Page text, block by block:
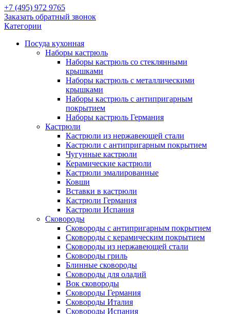
+7 (495) 972 9765
Заказать обратный звонок
Категории
Посуда кухонная
Наборы кастрюль
Наборы кастрюль со стеклянными
крышками
Наборы кастрюль с металлическими
крышками
Наборы кастрюль с антипригарным
покрытием
Наборы кастрюль Германия
Кастрюли
Кастрюли из нержавеющей стали
Кастрюли с антипригарным покрытием
Чугунные кастрюли
Керамические кастрюли
Кастрюли эмалированные
Ковши
Вставки в кастрюли
Кастрюли Германия
Кастрюли Испания
Сковороды
Сковороды с антипригарным покрытием
Сковороды с керамическим покрытием
Сковороды из нержавеющей стали
Сковороды гриль
Блинные сковороды
Сковороды для оладий
Вок сковороды
Сковороды Германия
Сковороды Италия
Сковороды Испания